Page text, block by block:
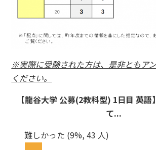
※実際に受験された方は、是非ともア
ください。
【龍谷大学 公募(2教科型) 1日目 英
て...
難しかった (9%, 43 人)